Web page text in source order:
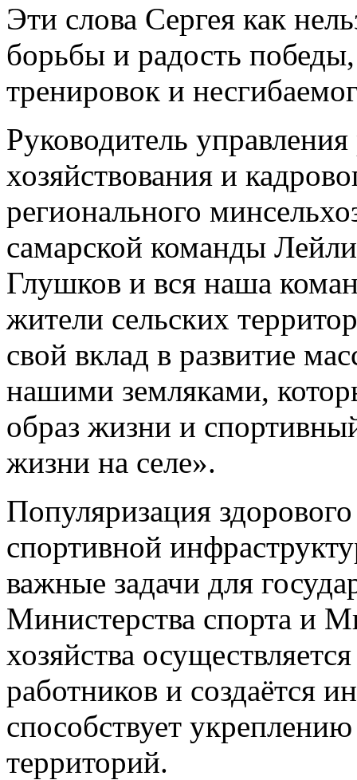
Эти слова Сергея как
борьбы и радость
тренировок и
Руководитель
хозяйствования и
регионального
самарской команды
Глушков и вся наша
жители сельских
свой вклад в развитие
нашими земляками,
образ жизни и
жизни на селе».
Популяризация
спортивной
важные задачи для
Министерства спорта и
хозяйства
работников и создаётся
способствует
территорий.